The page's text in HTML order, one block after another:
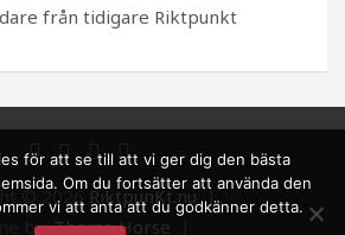
från tidigare Riktpunkt
© 2026RiktpunKt.nu
by:Theme Horse
för att se till att vi ger dig den bästa
Om du fortsätter att använda den
vi att anta att du godkänner detta.